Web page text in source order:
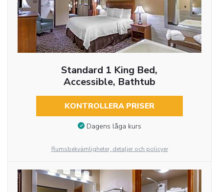
Standard 1 King Bed,
Accessible, Bathtub
KONTROLLERA PRISER
Dagens låga kurs
Rumsbekvämligheter, detaljer och policyer